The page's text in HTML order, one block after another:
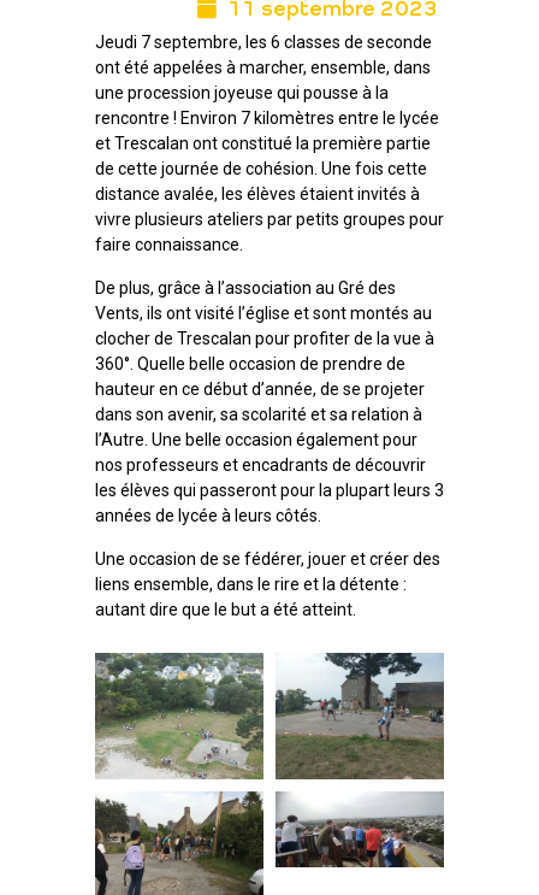
11 septembre 2023
Jeudi 7 septembre, les 6 classes de seconde
ont été appelées à marcher, ensemble, dans
une procession joyeuse qui pousse à la
rencontre ! Environ 7 kilomètres entre le lycée
et Trescalan ont constitué la première partie
de cette journée de cohésion. Une fois cette
distance avalée, les élèves étaient invités à
vivre plusieurs ateliers par petits groupes pour
faire connaissance.
De plus, grâce à l’association au Gré des
Vents, ils ont visité l’église et sont montés au
clocher de Trescalan pour profiter de la vue à
360°. Quelle belle occasion de prendre de
hauteur en ce début d’année, de se projeter
dans son avenir, sa scolarité et sa relation à
l’Autre. Une belle occasion également pour
nos professeurs et encadrants de découvrir
les élèves qui passeront pour la plupart leurs 3
années de lycée à leurs côtés.
Une occasion de se fédérer, jouer et créer des
liens ensemble, dans le rire et la détente :
autant dire que le but a été atteint.